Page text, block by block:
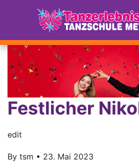
Festlicher
edit
By tsm • 23. Mai 2023